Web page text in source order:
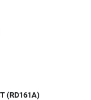
(RD161A)